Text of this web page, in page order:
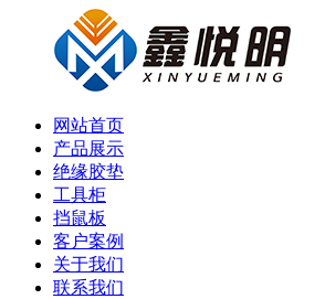
网站首页
产品展示
绝缘胶垫
工具柜
挡鼠板
客户案例
关于我们
联系我们